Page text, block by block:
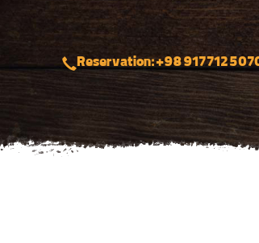
Reservation: +98 917 712